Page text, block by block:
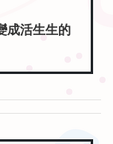
成活生生的